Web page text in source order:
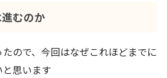
むのか
ので、今回はなぜこれほどまでに
思います